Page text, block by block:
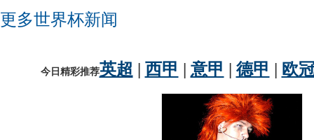
更多世界杯新闻